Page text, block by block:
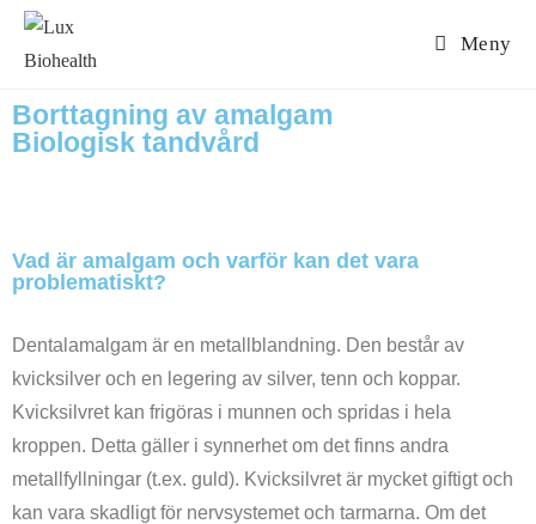
Meny
Borttagning av amalgam
Biologisk tandvård
Vad är amalgam och varför kan det vara
problematiskt?
Dentalamalgam är en metallblandning. Den består av
kvicksilver och en legering av silver, tenn och koppar.
Kvicksilvret kan frigöras i munnen och spridas i hela
kroppen. Detta gäller i synnerhet om det finns andra
metallfyllningar (t.ex. guld). Kvicksilvret är mycket giftigt och
kan vara skadligt för nervsystemet och tarmarna. Om det